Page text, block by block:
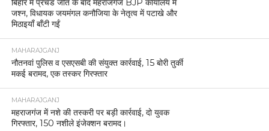
जश्न, विधायक जयमंगल कनौजिया के नेतृत्व में पटाखे और
मिठाइयाँ बाँटी गईं
MAHARAJGANJ
नौतनवां पुलिस व एसएसबी की संयुक्त कार्रवाई, 15 बोरी तुर्की
मकई बरामद, एक तस्कर गिरफ्तार
MAHARAJGANJ
महराजगंज में नशे की तस्करी पर बड़ी कार्रवाई, दो युवक
गिरफ्तार, 150 नशीले इंजेक्शन बरामद।